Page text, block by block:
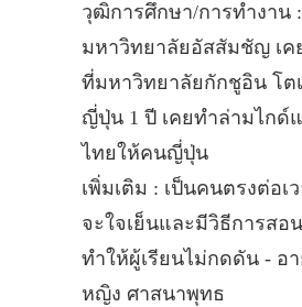
วุฒิการศึกษา/การทำงาน
มหาวิทยาลัยอัสสัมชัญ เค
ที่มหาวิทยาลัยกักชูอิน โต
ญี่ปุ่น 1 ปี เคยทำล่ามไกด์
ไทยให้คนญี่ปุ่น
เพิ่มเติม : เป็นคนตรงต่อเ
จะใจเย็นและมีวิธีการสอ
ทำให้ผู้เรียนไม่กดดัน - อา
หญิง ศาสนาพุทธ